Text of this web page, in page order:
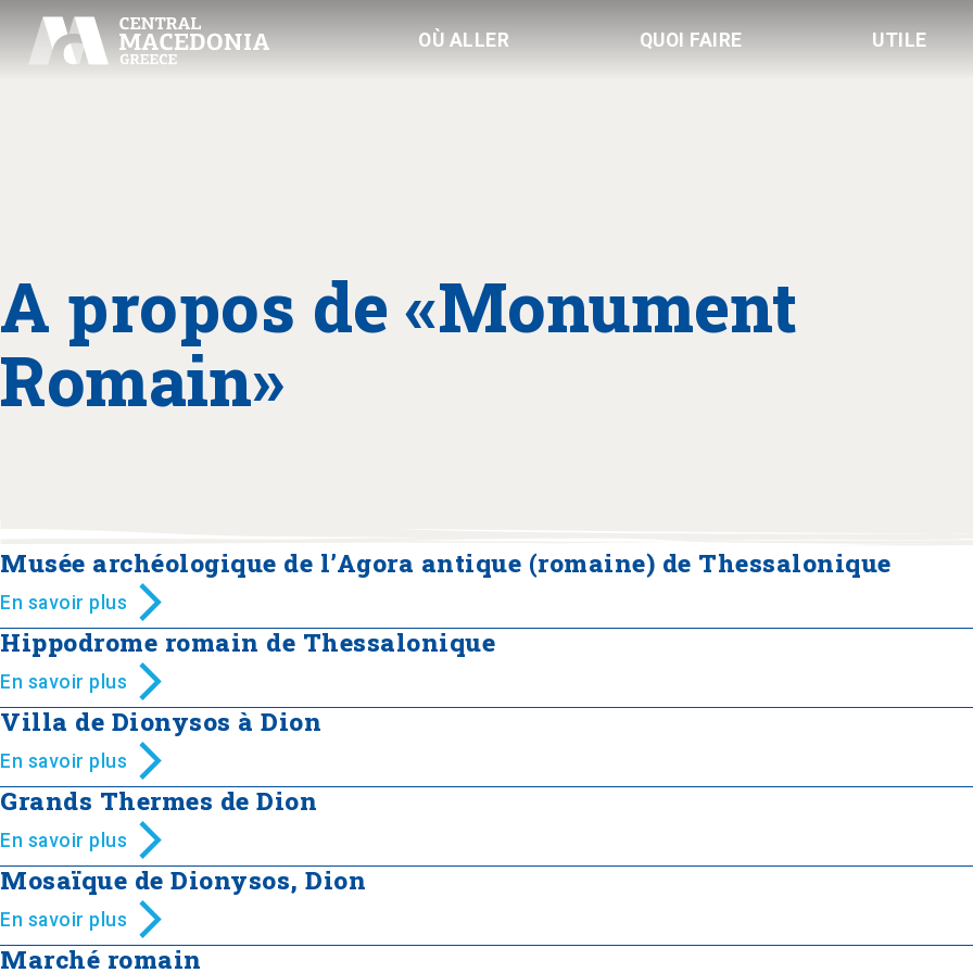
OÙ ALLER QUOI FAIRE UTILE
A propos de «Monument
Romain»
Musée archéologique de l’Agora antique (romaine) de Thessalonique
En savoir plus
Hippodrome romain de Thessalonique
En savoir plus
Villa de Dionysos à Dion
En savoir plus
Grands Thermes de Dion
En savoir plus
Mosaïque de Dionysos, Dion
En savoir plus
Marché romain